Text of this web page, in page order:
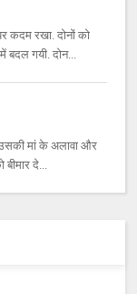
कदम रखा. दोनों को
बदल गयी. दोन...
मां के अलावा और
दे...